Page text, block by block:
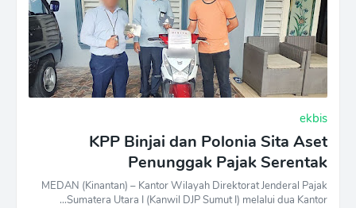
ekbis
KPP Binjai dan Polonia Sita Aset
Penunggak Pajak Serentak
MEDAN (Kinantan) – Kantor Wilayah Direktorat Jenderal Pajak
Sumatera Utara I (Kanwil DJP Sumut I) melalui dua Kantor…